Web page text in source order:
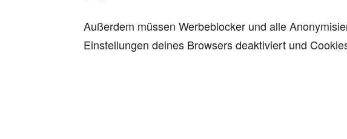
Außerdem müssen Werbeblocker und alle
Einstellungen deines Browsers deaktiviert und